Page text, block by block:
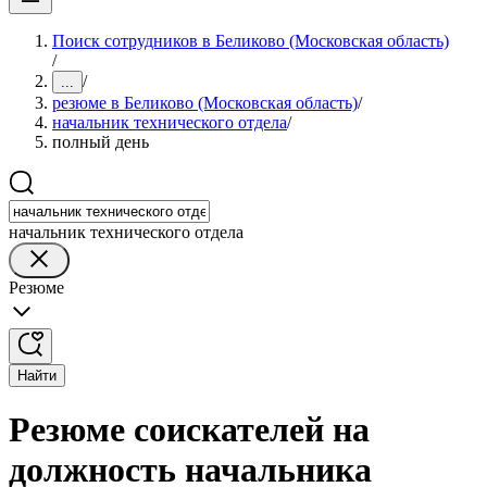
Поиск сотрудников в Беликово (Московская область)
/
... /
резюме в Беликово (Московская область)/
начальник технического отдела/
полный день
начальник технического отдела
Резюме
Найти
Резюме соискателей на
должность начальника